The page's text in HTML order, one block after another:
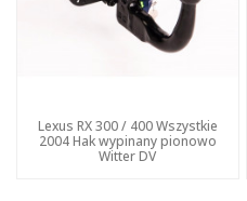
Lexus RX 300 / 400 Wszystkie
2004 Hak wypinany pionowo
Witter DV